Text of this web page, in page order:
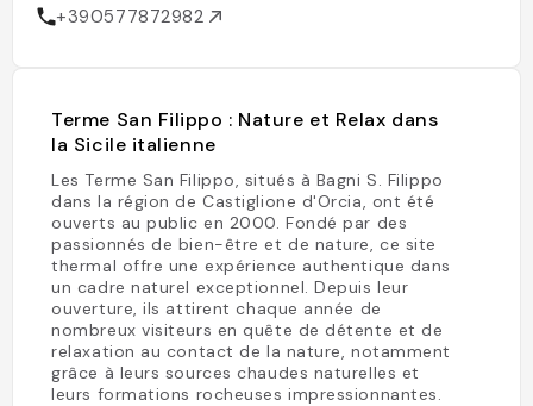
+390577872982
Terme San Filippo : Nature et Relax dans
la Sicile italienne
Les Terme San Filippo, situés à Bagni S. Filippo
dans la région de Castiglione d'Orcia, ont été
ouverts au public en 2000. Fondé par des
passionnés de bien-être et de nature, ce site
thermal offre une expérience authentique dans
un cadre naturel exceptionnel. Depuis leur
ouverture, ils attirent chaque année de
nombreux visiteurs en quête de détente et de
relaxation au contact de la nature, notamment
grâce à leurs sources chaudes naturelles et
leurs formations rocheuses impressionnantes.